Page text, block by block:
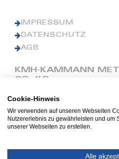
IMPRESSUM
DATENSCHUTZ
AGB
KMH-KAMMANN
CO. KG
Phone: +49 (0) 42 41 9390 0
Fax: +49 (0) 42 41 9390 90
E-Mail: office@kmh.net
Industriestraße 13
Cookie-Hinweis
Wir verwenden auf unseren Webseiten
Nutzererlebnis zu gewährleisten und um
unserer Webseiten zu erstellen.
Alle